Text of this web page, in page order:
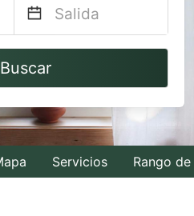
Navigate
to
interact
with
the
Buscar
Servicios Rango